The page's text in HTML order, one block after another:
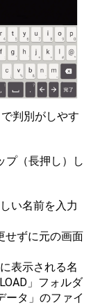
判別がしやす
プ（長押し）し
い名前を入力
せずに元の画面
表示される名
」フォルダ
ータ」のファイ